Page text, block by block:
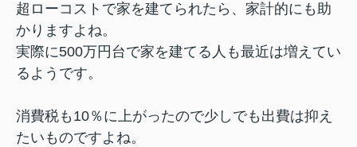
超ローコストで家を建てられたら、家計的にも助
かりますよね。
実際に500万円台で家を建てる人も最近は増えてい
るようです。
消費税も10％に上がったので少しでも出費は抑え
たいものですよね。